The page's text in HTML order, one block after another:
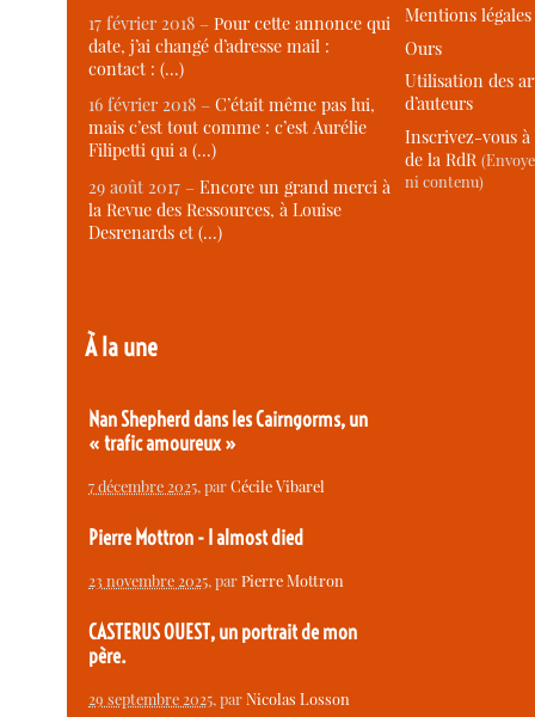
17 février 2018 –Pour cette annonce qui
date, j’ai changé d’adresse mail :
contact : (…)
16 février 2018 –C’était même pas lui,
mais c’est tout comme : c’est Aurélie
Filipetti qui a (…)
29 août 2017 –Encore un grand merci à
la Revue des Ressources, à Louise
Desrenards et (…)
À la une
Nan Shepherd dans les Cairngorms, un
« trafic amoureux »
7 décembre 2025, parCécile Vibarel
Pierre Mottron - I almost died
23 novembre 2025, parPierre Mottron
CASTERUS OUEST, un portrait de mon
père.
29 septembre 2025, parNicolas Losson
Mentions légales
Ours
Utilisation des
d’auteurs
Inscrivez-vous
de la RdR
ni contenu)